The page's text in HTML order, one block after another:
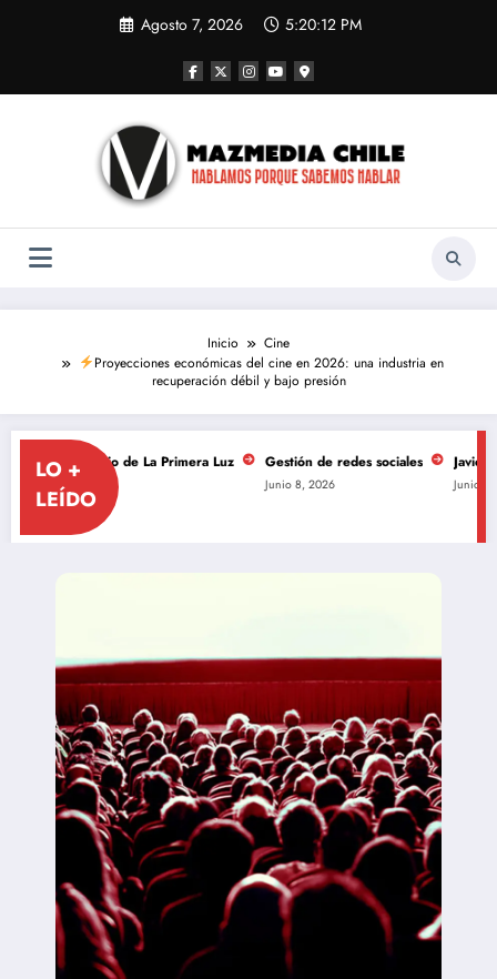
Agosto 7, 2026 5:20:13 PM
Inicio
Cine
Proyecciones económicas del cine en 2026: una industria en
recuperación débil y bajo presión
LO +
LEÍDO
de La Primera Luz Gestión de redes sociales
Junio 8, 2026
Javiera Mena
Junio 8, 2026